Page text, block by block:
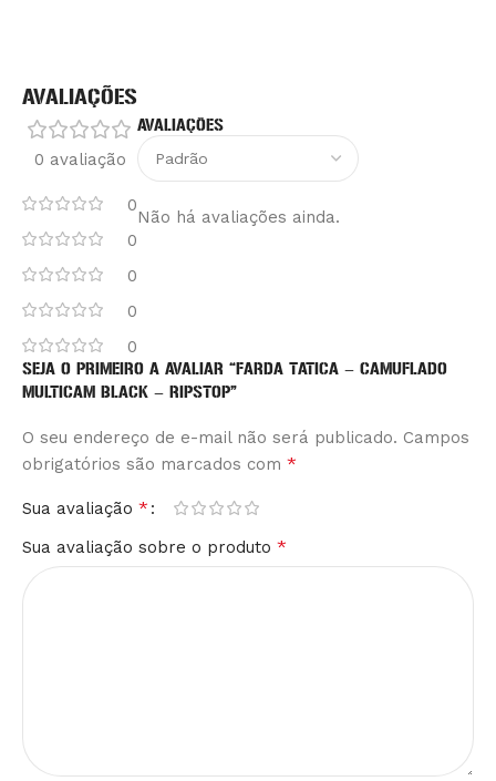
AVALIAÇÕES
0 avaliação
0
0
0
0
0
AVALIAÇÕES
Não há avaliações ainda.
SEJA O PRIMEIRO A AVALIAR “FARDA TATICA – CAMUFLADO
MULTICAM BLACK – RIPSTOP”
O seu endereço de e-mail não será publicado. Campos
obrigatórios são marcados com *
Sua avaliação *
Sua avaliação sobre o produto *
Alternative: